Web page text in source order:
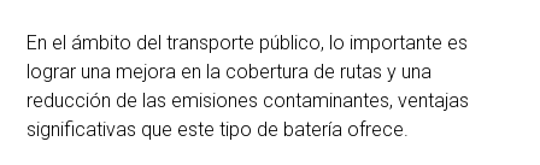
En el ámbito del transporte público, lo importante es
lograr una mejora en la cobertura de rutas y una
reducción de las emisiones contaminantes, ventajas
significativas que este tipo de batería ofrece.